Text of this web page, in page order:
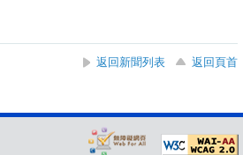
返回新聞列表
返回頁首